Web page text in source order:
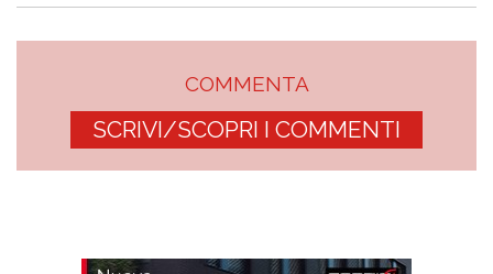
COMMENTA
SCRIVI/SCOPRI I COMMENTI